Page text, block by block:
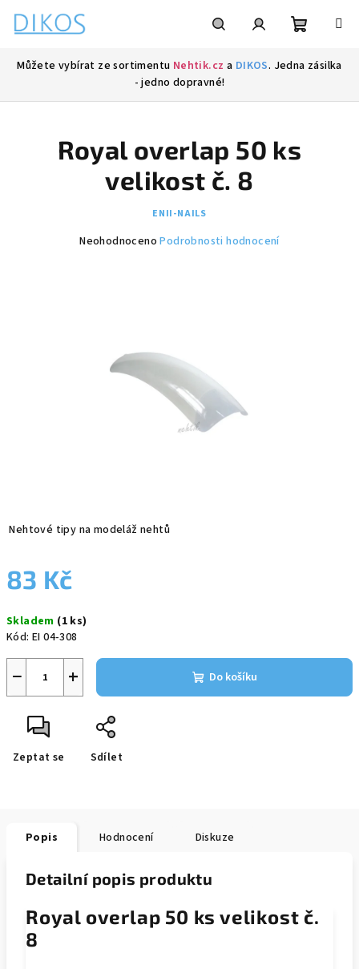
obsah
Můžete vybírat ze sortimentu Nehtik.cz a DIKOS. Jedna zásilka
- jedno dopravné!
Nehtové tipy na modeláž nehtů
83 Kč
cena:
Skladem (1 ks)
Kód: EI 04-308
+
− Do košíku
Zeptat se Sdílet
Royal overlap 50 ks
velikost č. 8
ENII-NAILS
Průměrné
hvězdiček.
Neohodnoceno Podrobnosti hodnocení
Popis Hodnocení Diskuze
Detailní popis produktu
Royal overlap 50 ks velikost č.
8